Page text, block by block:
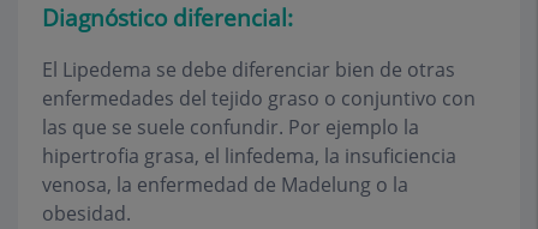
Diagnóstico diferencial:
El Lipedema se debe diferenciar bien de otras
enfermedades del tejido graso o conjuntivo con
las que se suele confundir. Por ejemplo la
hipertrofia grasa, el linfedema, la insuficiencia
venosa, la enfermedad de Madelung o la
obesidad.